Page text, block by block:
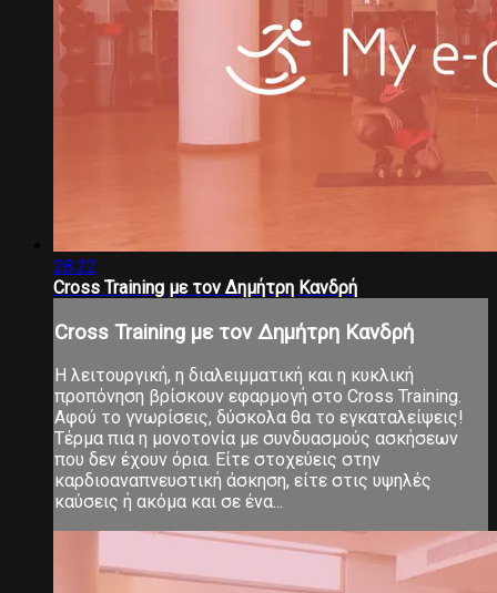
28:22
Cross Training με τον Δημήτρη Κανδρή
Cross Training με τον Δημήτρη Κανδρή
Η λειτουργική, η διαλειμματική και η κυκλική
προπόνηση βρίσκουν εφαρμογή στο Cross Training.
Αφού το γνωρίσεις, δύσκολα θα το εγκαταλείψεις!
Τέρμα πια η μονοτονία με συνδυασμούς ασκήσεων
που δεν έχουν όρια. Είτε στοχεύεις στην
καρδιοαναπνευστική άσκηση, είτε στις υψηλές
καύσεις ή ακόμα και σε ένα...